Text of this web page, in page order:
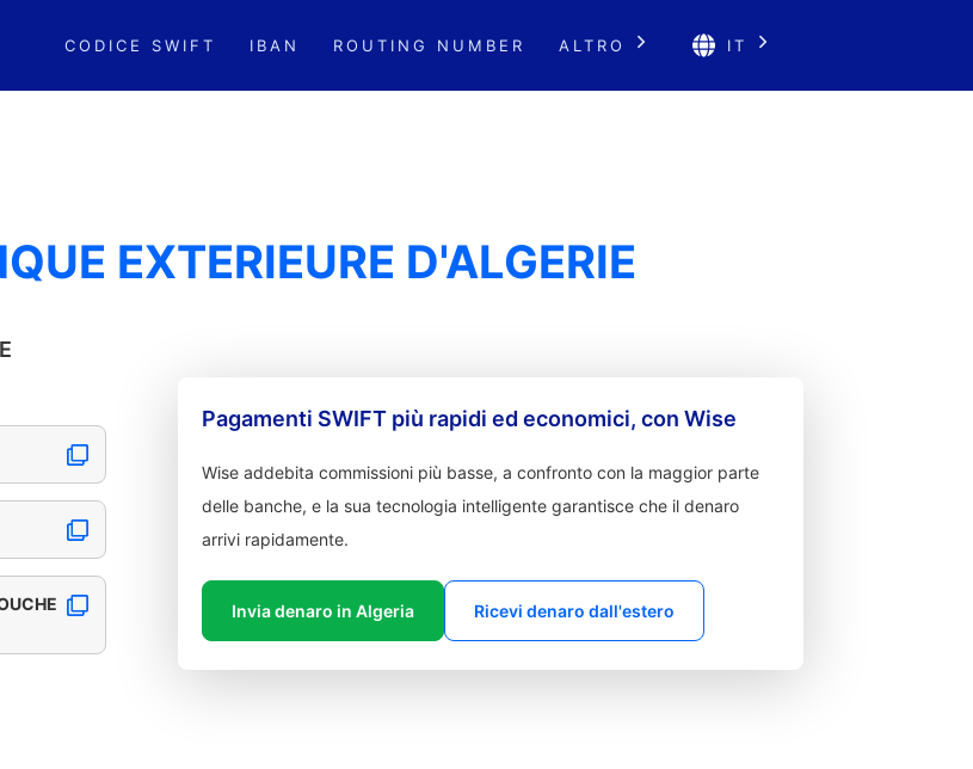
CODICE SWIFT IBAN ROUTING NUMBER ALTRO IT
EXTERIEURE D'ALGERIE
Pagamenti SWIFT più rapidi ed economici, con Wise
Wise addebita commissioni più basse, a confronto con la maggior parte
delle banche, e la sua tecnologia intelligente garantisce che il denaro
arrivi rapidamente.
Invia denaro in Algeria Ricevi denaro dall'estero